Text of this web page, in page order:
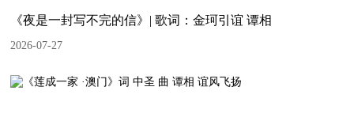
《夜是一封写不完的信》| 歌词：金珂引谊 谭相
2026-07-27